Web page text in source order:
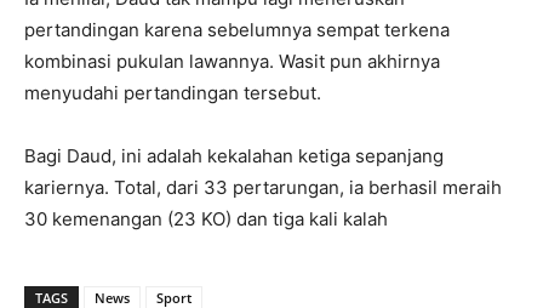
pertandingan karena sebelumnya sempat terkena
kombinasi pukulan lawannya. Wasit pun akhirnya
menyudahi pertandingan tersebut.
Bagi Daud, ini adalah kekalahan ketiga sepanjang
kariernya. Total, dari 33 pertarungan, ia berhasil meraih
30 kemenangan (23 KO) dan tiga kali kalah
TAGS News Sport